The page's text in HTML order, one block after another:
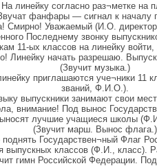
линейку согласно раз¬метке
фанфары — сигнал к началу
Уважаемый (И.О.
Последнему звонку
11-ых классов на линейку войти,
Линейку начать разрешаю.
(Звучит музыка.)
приглашаются уче¬ники 11
званий, Ф.И.О.).
выпускники занимают свои
внимание! Под вынос
лучшие учащиеся школы
(Звучит марш. Вынос флага.)
Государствен¬ный Флаг
выпускных классов (Ф.И., класс).
гимн Российской Федерации.